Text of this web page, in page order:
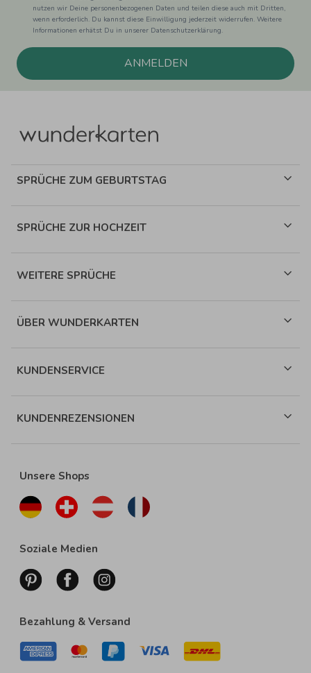
nutzen wir Deine personenbezogenen Daten und teilen diese auch mit Dritten,
wenn erforderlich. Du kannst diese Einwilligung jederzeit widerrufen. Weitere
Informationen erhätst Du in unserer Datenschutzerklärung.
ANMELDEN
SPRÜCHE ZUM GEBURTSTAG
SPRÜCHE ZUR HOCHZEIT
WEITERE SPRÜCHE
ÜBER WUNDERKARTEN
KUNDENSERVICE
KUNDENREZENSIONEN
Unsere Shops
Soziale Medien
Bezahlung & Versand